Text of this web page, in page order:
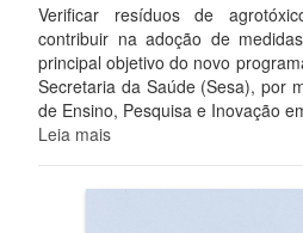
Verificar resíduos de
contribuir na adoção de
principal objetivo do novo
Secretaria da Saúde (Sesa), por
de Ensino, Pesquisa e Inovação
Leia mais